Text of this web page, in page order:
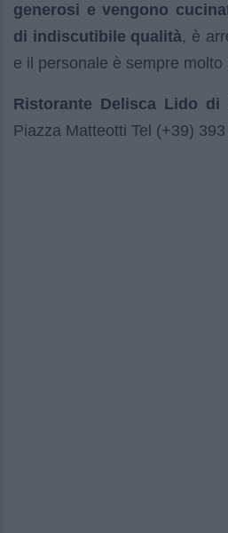
generosi e vengono
di indiscutibile qualità, è
e il personale è sempre molto
Ristorante Delisca Lido di
Piazza Matteotti Tel (+39)